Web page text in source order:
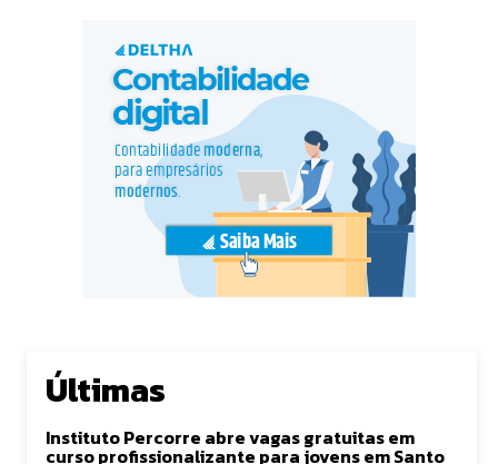
Últimas
Instituto Percorre abre vagas gratuitas em
curso profissionalizante para jovens em Santo